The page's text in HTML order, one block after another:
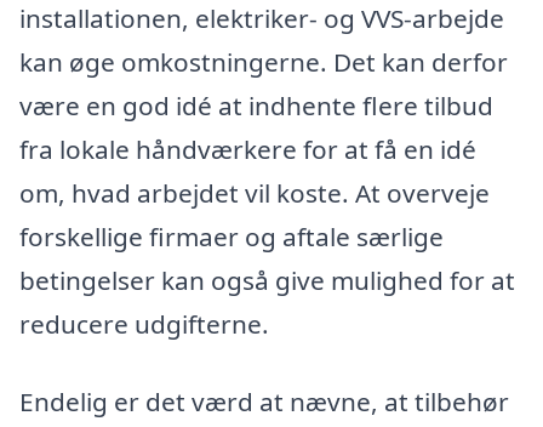
installationen, elektriker- og VVS-arbejde
kan øge omkostningerne. Det kan derfor
være en god idé at indhente flere tilbud
fra lokale håndværkere for at få en idé
om, hvad arbejdet vil koste. At overveje
forskellige firmaer og aftale særlige
betingelser kan også give mulighed for at
reducere udgifterne.
Endelig er det værd at nævne, at tilbehør